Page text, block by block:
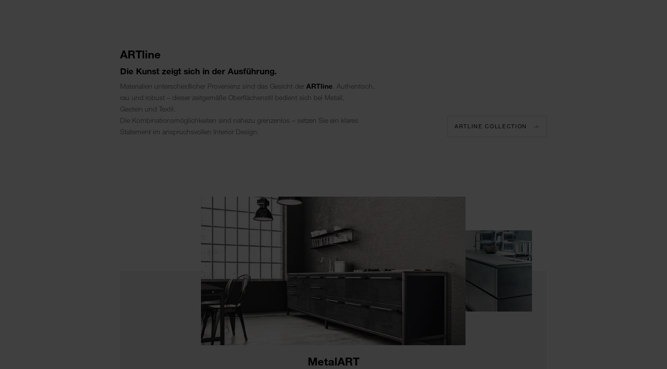
ARTline
Die Kunst zeigt sich in der Ausführung.
Materialien unterschiedlicher Provenienz sind das Gesicht derARTline . Authentisch,
rau und robust – dieser zeitgemäße Oberflächenstil bedient sich bei Metall,
Gestein und Textil.
Die Kombinationsmöglichkeiten sind nahezu grenzenlos – setzen Sie ein klares
Statement im anspruchsvollen Interior Design.
ARTLINE COLLECTION
MetalART